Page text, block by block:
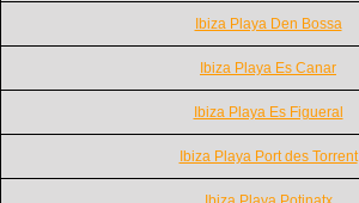
Ibiza Playa Den Bossa
Ibiza Playa Es Canar
Ibiza Playa Es Figueral
Ibiza Playa Port des Torrent